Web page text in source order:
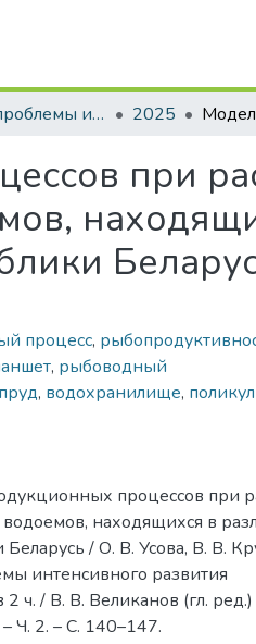
Актуальные проблемы интенсивного развития животноводства: сб. науч. тр. 2025
при
процесс,
, рыбоводный
пруд, водохранилище,
процессов при
находящихся в
/ О. В. Усова, В. В.
интенсивного развития
2 ч. / В. В. Великанов (гл.
Ч. 2. – С. 140–147.